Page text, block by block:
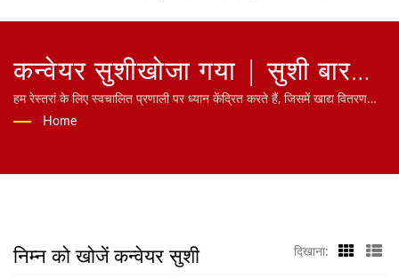
कन्वेयर सुशीखोजा गया | सुशी बार
कन्वेयर बेल्ट - खाद्य वितरण बेल्ट
हम रेस्तरां के लिए स्वचालित प्रणाली पर ध्यान केंद्रित करते हैं, जिसमें खाद्य वितरण
रोबोट, बुलेट ट्रेन प्रणाली, कन्वेयर बेल्ट प्रणाली, घूमने वाली शशी बेल्ट प्रणाली,
Home
निम्न को खोजें कन्वेयर सुशी दिखाना: